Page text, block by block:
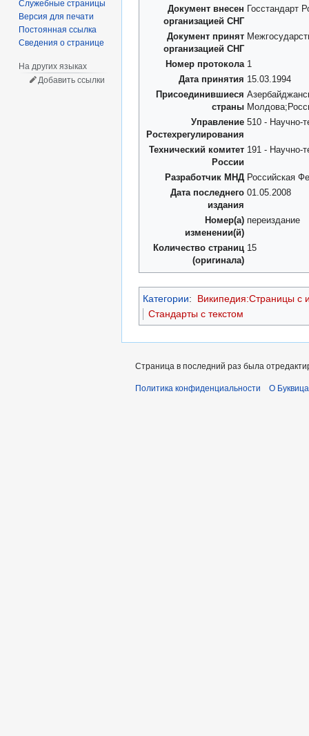
Документ внесен
организацией СНГ
Госстандарт
Документ принят
организацией СНГ
Номер протокола 1
Дата принятия 15.03.1994
Присоединившиеся
страны
Управление
Ростехрегулирования
510 - Научно-
Технический комитет
России
191 - Научно-
Разработчик МНД Российская
Дата последнего
издания
01.05.2008
Номер(а)
изменении(й)
переиздание
Количество страниц
(оригинала)
15
Категории:
Википедия:Страницы с
Стандарты с текстом
Служебные страницы
Версия для печати
Постоянная ссылка
Сведения о странице
На других языках
Добавить ссылки
Страница в последний раз была
Политика конфиденциальности О Буквица